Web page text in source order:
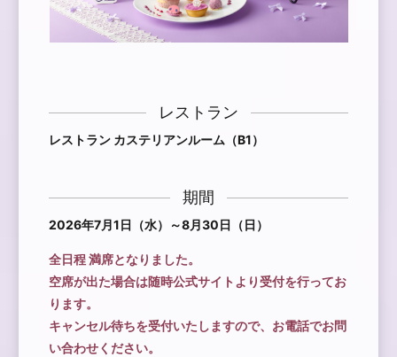
レストラン
レストラン カステリアンルーム（B1）
期間
2026年7月1日（水）～8月30日（日）
全日程 満席となりました。
空席が出た場合は随時公式サイトより受付を行ってお
ります。
キャンセル待ちを受付いたしますので、お電話でお問
い合わせください。